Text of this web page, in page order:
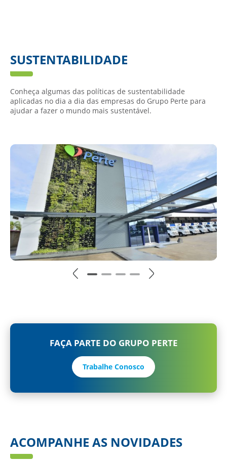
SUSTENTABILIDADE
Conheça algumas das políticas de sustentabilidade
aplicadas no dia a dia das empresas do Grupo Perte para
ajudar a fazer o mundo mais sustentável.
FAÇA PARTE DO GRUPO PERTE
Trabalhe Conosco
ACOMPANHE AS NOVIDADES